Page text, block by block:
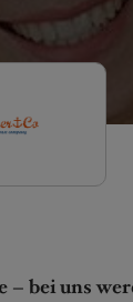
bei uns